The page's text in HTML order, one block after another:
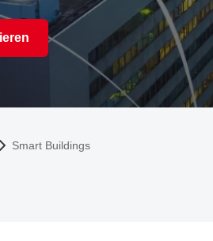
Smart Buildings